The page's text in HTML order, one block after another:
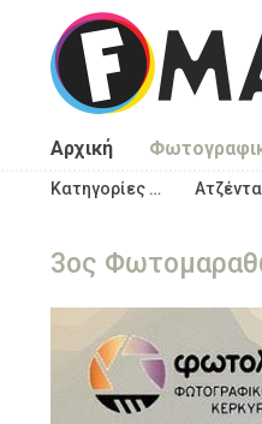
Παράκαμψη προς το κυρίως
Αρχική
Κατηγορίες …
3ος